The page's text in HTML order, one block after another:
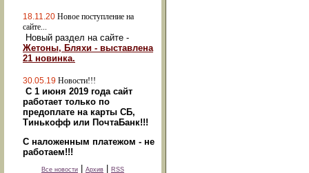
18.11.20 Новое поступление на
сайте...
Новый раздел на сайте -
Жетоны, Бляхи - выставлена
21 новинка.
30.05.19 Новости!!!
С 1 июня 2019 года сайт
работает только по
предоплате на карты СБ,
Тинькофф или ПочтаБанк!!!
С наложенным платежом - не
работаем!!!
Все новости Архив RSS